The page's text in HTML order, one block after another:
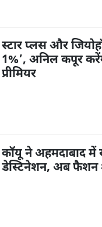
स्टार प्लस और
1%’, अनिल कपूर
प्रीमियर
कॉयू ने अहमदाबाद
डेस्टिनेशन, अब फैशन